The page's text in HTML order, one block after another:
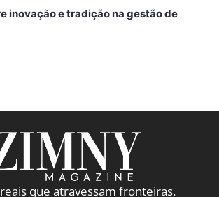
inovação e tradição na gestão de
que atravessam fronteiras.